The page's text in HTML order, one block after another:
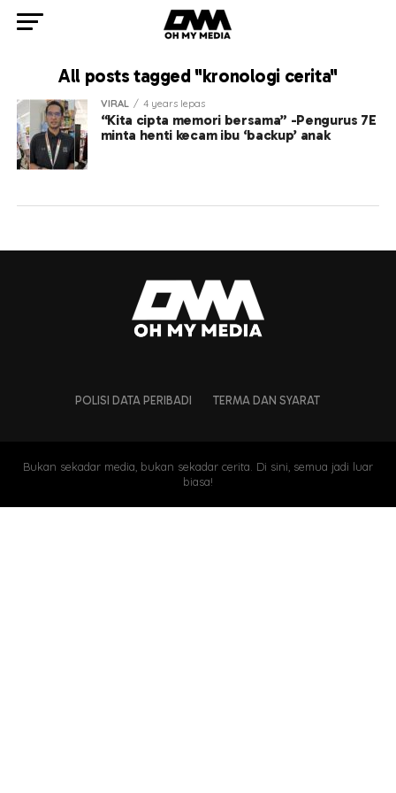
All posts tagged "kronologi cerita"
VIRAL 4 years lepas
“Kita cipta memori bersama” -Pengurus 7E
minta henti kecam ibu ‘backup’ anak
POLISI DATA PERIBADI TERMA DAN SYARAT
Bukan sekadar media, bukan sekadar cerita. Di sini, semua jadi luar
biasa!